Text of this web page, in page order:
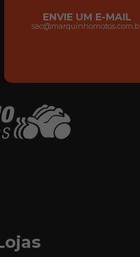
ENVIE UM E-MAIL